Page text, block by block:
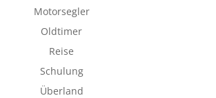
Motorsegler
Oldtimer
Reise
Schulung
Überland